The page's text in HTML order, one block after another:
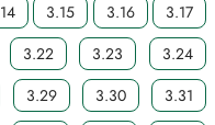
3.15 3.16
3.17
3.22 3.23
3.24
3.29 3.30
3.31